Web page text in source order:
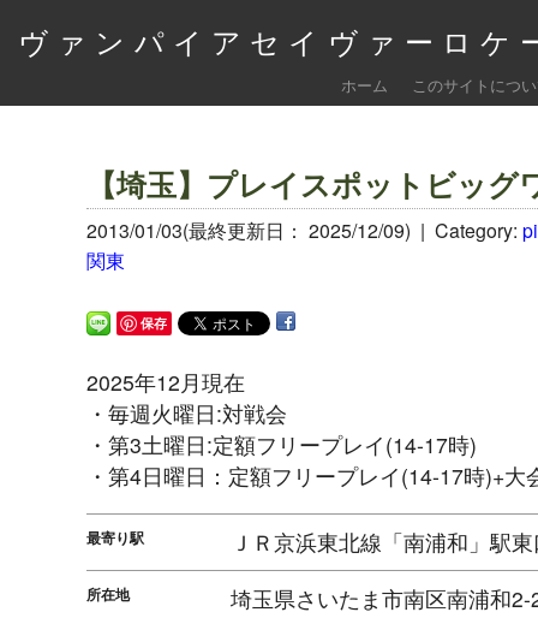
ヴァンパイアセイヴァーロケ
ホーム このサイトにつ
【埼玉】プレイスポットビッグ
2013/01/03(最終更新日： 2025/12/09) | Category:
関東
保存
2025年12月現在
・毎週火曜日:対戦会
・第3土曜日:定額フリープレイ(14-17時)
・第4日曜日：定額フリープレイ(14-17時)+
最寄り駅 ＪＲ京浜東北線「南浦和」駅
所在地 埼玉県さいたま市南区南浦和